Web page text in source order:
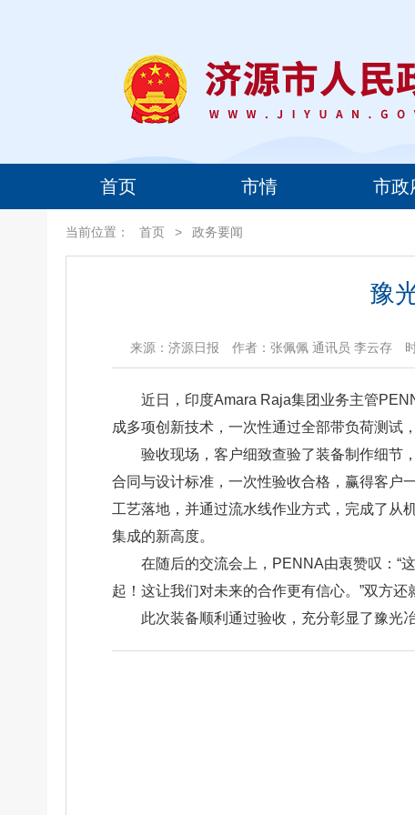
首页 市情 市政
当前位置： 首页 > 政务要闻
豫
来源：济源日报 作者：张佩佩 通讯员 李云存
近日，印度Amara Raja集团业务主管
成多项创新技术，一次性通过全部带负荷测试
验收现场，客户细致查验了装备制作细节
合同与设计标准，一次性验收合格，赢得客户
工艺落地，并通过流水线作业方式，完成了从
集成的新高度。
在随后的交流会上，PENNA由衷赞叹：“
起！这让我们对未来的合作更有信心。”双方
此次装备顺利通过验收，充分彰显了豫光